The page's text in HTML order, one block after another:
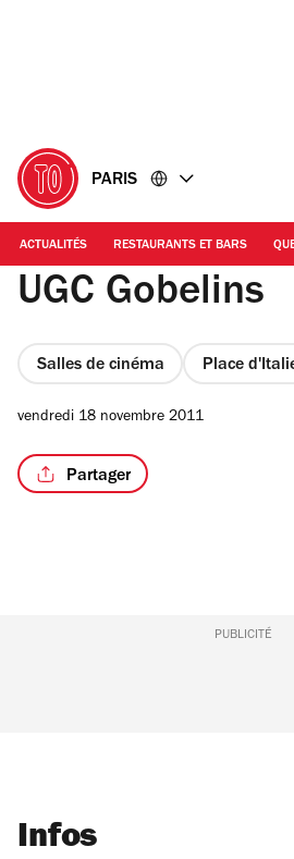
PARIS
ACTUALITÉS RESTAURANTS ET BARS
UGC Gobelins
Salles de cinéma Place
vendredi 18 novembre 2011
Partager
PUBLICITÉ
Infos